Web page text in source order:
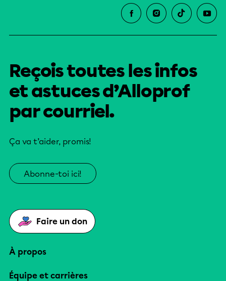
Reçois toutes les infos
et astuces d’Alloprof
par courriel.
Ça va t’aider, promis!
Abonne-toi ici!
Faire un don
À propos
Équipe et carrières